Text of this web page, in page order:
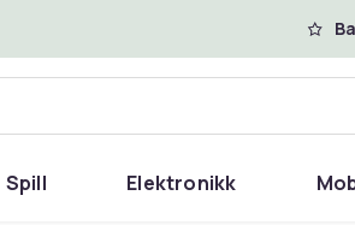
Spill Elektronikk